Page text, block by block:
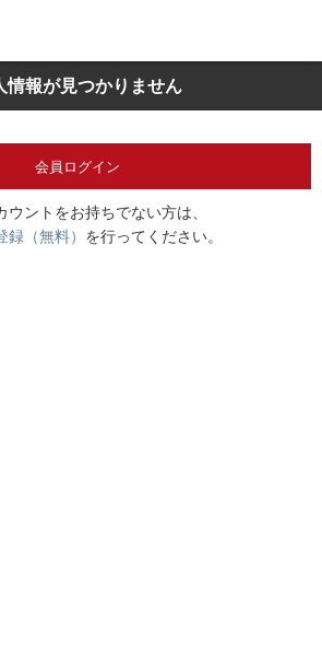
情報が見つかりません
会員ログイン
ウントをお持ちでない方は、
録（無料） を行ってください。